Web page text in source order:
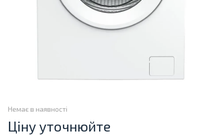
Немає в наявності
Ціну уточнюйте